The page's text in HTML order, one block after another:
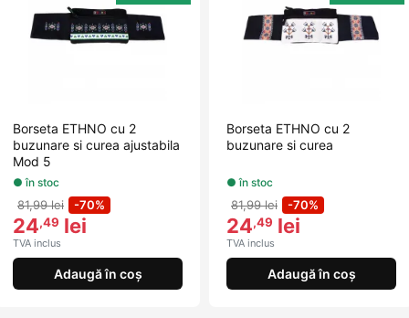
Borseta ETHNO cu 2
buzunare si curea ajustabila
Mod 5
● în stoc
81,99 lei -70%
24,49 lei
TVA inclus
Adaugă în coș
Borseta ETHNO cu 2
buzunare si curea
● în stoc
81,99 lei -70%
24,49 lei
TVA inclus
Adaugă în coș